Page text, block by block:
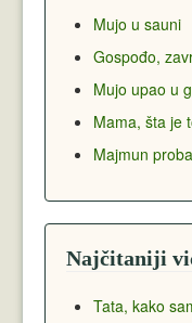
Mujo u sauni
Gospođo,
Mujo upao u
Mama, šta je
Majmun
Najčitaniji
Tata, kako